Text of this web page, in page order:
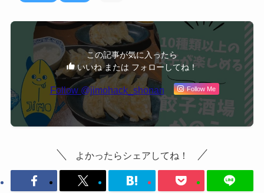
この記事が気に入ったら
いいね または フォローしてね！
Follow @jimohack_shonan Follow Me
よかったらシェアしてね！